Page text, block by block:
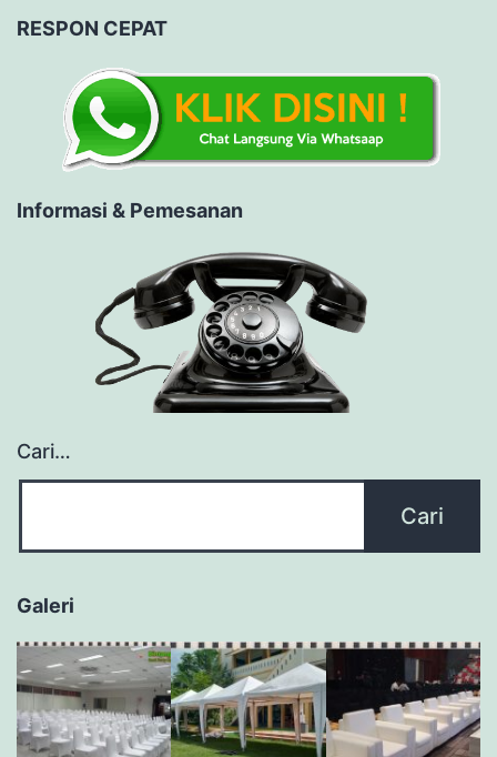
RESPON CEPAT
Informasi & Pemesanan
Cari…
Galeri